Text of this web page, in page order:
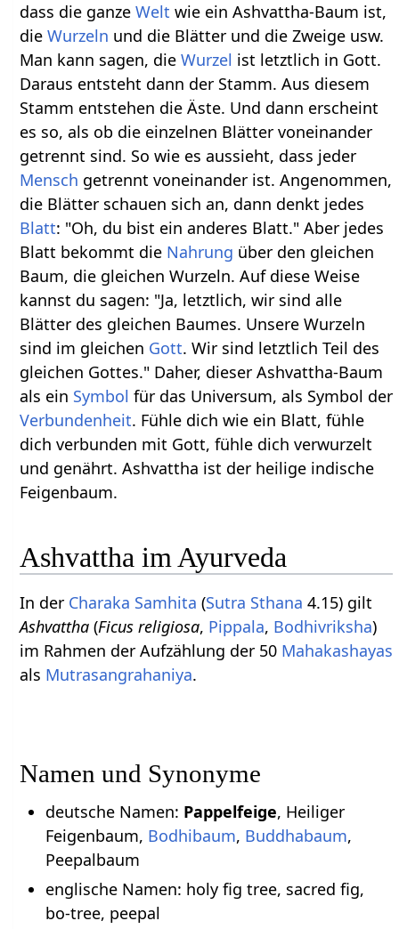
dass die ganzeWelt wie ein Ashvattha-Baum ist,
dieWurzeln und die Blätter und die Zweige usw.
Man kann sagen, dieWurzel ist letztlich in Gott.
Daraus entsteht dann der Stamm. Aus diesem
Stamm entstehen die Äste. Und dann erscheint
es so, als ob die einzelnen Blätter voneinander
getrennt sind. So wie es aussieht, dass jeder
Mensch getrennt voneinander ist. Angenommen,
die Blätter schauen sich an, dann denkt jedes
Blatt: "Oh, du bist ein anderes Blatt." Aber jedes
Blatt bekommt die Nahrung über den gleichen
Baum, die gleichen Wurzeln. Auf diese Weise
kannst du sagen: "Ja, letztlich, wir sind alle
Blätter des gleichen Baumes. Unsere Wurzeln
sind im gleichen Gott. Wir sind letztlich Teil des
gleichen Gottes." Daher, dieser Ashvattha-Baum
als ein Symbol für das Universum, als Symbol der
Verbundenheit. Fühle dich wie ein Blatt, fühle
dich verbunden mit Gott, fühle dich verwurzelt
und genährt. Ashvattha ist der heilige indische
Feigenbaum.
Ashvattha im Ayurveda
In der Charaka Samhita (Sutra Sthana 4.15) gilt
Ashvattha (Ficus religiosa, Pippala, Bodhivriksha)
im Rahmen der Aufzählung der 50 Mahakashayas
als Mutrasangrahaniya.
Namen und Synonyme
deutsche Namen: Pappelfeige, Heiliger
Feigenbaum, Bodhibaum, Buddhabaum,
Peepalbaum
englische Namen: holy fig tree, sacred fig,
bo-tree, peepal